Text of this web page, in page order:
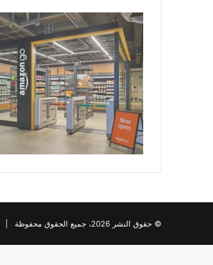
© حقوق النشر 2026، جميع الحقوق محفوظة |